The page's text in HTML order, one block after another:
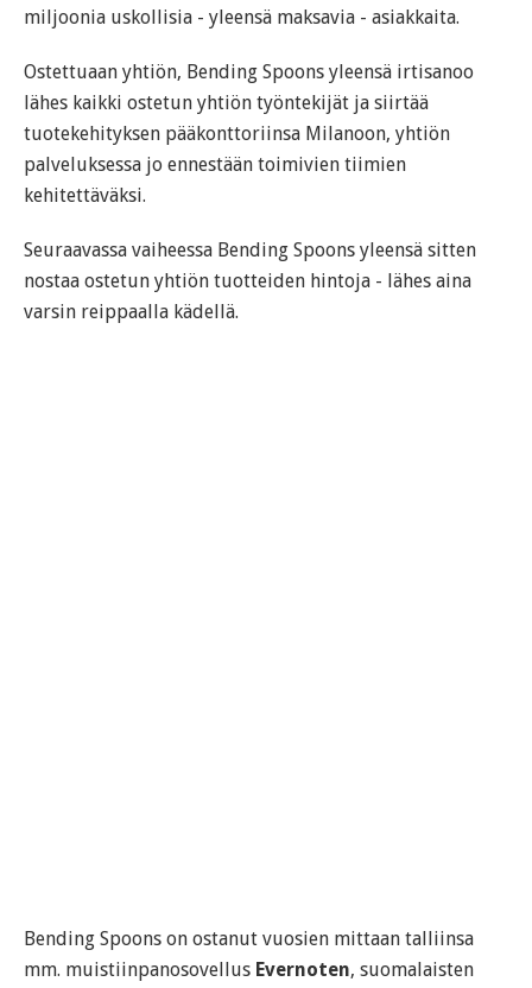
miljoonia uskollisia - yleensä maksavia - asiakkaita.
Ostettuaan yhtiön, Bending Spoons yleensä irtisanoo
lähes kaikki ostetun yhtiön työntekijät ja siirtää
tuotekehityksen pääkonttoriinsa Milanoon, yhtiön
palveluksessa jo ennestään toimivien tiimien
kehitettäväksi.
Seuraavassa vaiheessa Bending Spoons yleensä sitten
nostaa ostetun yhtiön tuotteiden hintoja - lähes aina
varsin reippaalla kädellä.
Bending Spoons on ostanut vuosien mittaan talliinsa
mm. muistiinpanosovellus Evernoten, suomalaisten